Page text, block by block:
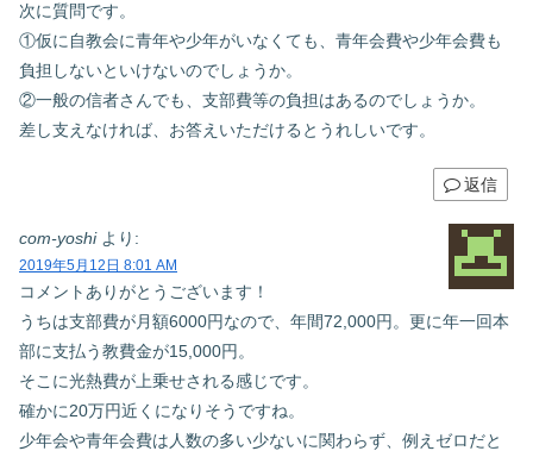
次に質問です。
①仮に自教会に青年や少年がいなくても、青年会費や少年会費も
負担しないといけないのでしょうか。
②一般の信者さんでも、支部費等の負担はあるのでしょうか。
差し支えなければ、お答えいただけるとうれしいです。
返信
com-yoshi より:
2019年5月12日 8:01 AM
コメントありがとうございます！
うちは支部費が月額6000円なので、年間72,000円。更に年一回本
部に支払う教費金が15,000円。
そこに光熱費が上乗せされる感じです。
確かに20万円近くになりそうですね。
少年会や青年会費は人数の多い少ないに関わらず、例えゼロだと